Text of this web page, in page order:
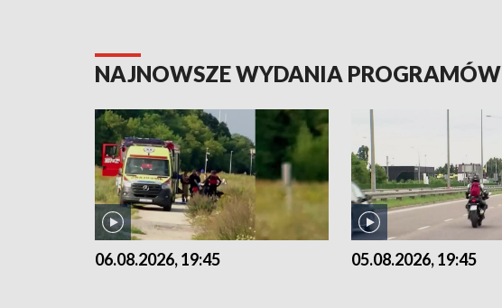
NAJNOWSZE WYDANIA PROGRAMÓW
06.08.2026, 19:45 05.08.2026, 19:45